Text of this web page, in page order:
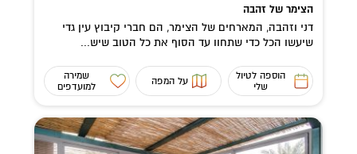
הצימר של זהבה
דני וזהבה, המארחים של הצימר, הם חברי קיבוץ עין גדי
שיעשו הכל כדי שתחוו עד הסוף את כל הטוב שיש...
הוספה לטיול
שלי
על המפה
שמירה
למועדפים